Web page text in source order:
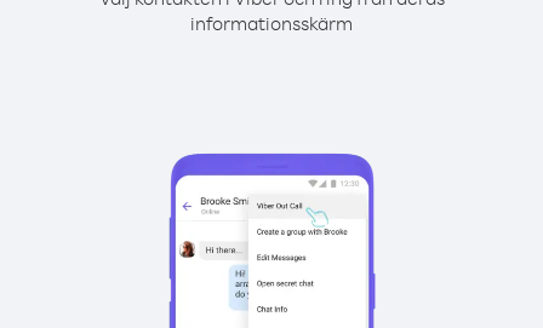
informationsskärm